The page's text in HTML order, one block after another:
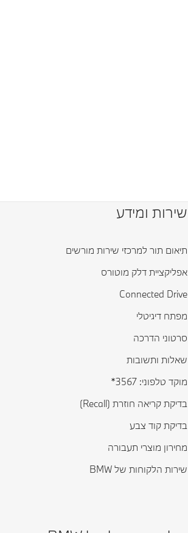
שירות ומידע
תיאום תור למרכזי שירות מורשים
אפליקציית דלק מוטורס
Connected Drive
מפתח דיגיטלי
סרטוני הדרכה
שאלות ותשובות
מוקד טלפוני: 3567*
בדיקת קריאה חוזרת (Recall)
בדיקת קוד צבע
מחירון מוצרי תעבורה
שירות הלקוחות של BMW